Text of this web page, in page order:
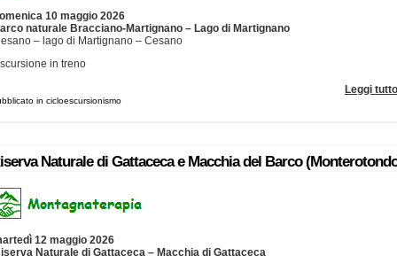
10 maggio 2026
naturale Bracciano-Martignano – Lago di Martignano
– lago di Martignano – Cesano
in treno
Leggi
in cicloescursionismo
Naturale di Gattaceca e Macchia del Barco
12 maggio 2026
Naturale di Gattaceca – Macchia di Gattaceca